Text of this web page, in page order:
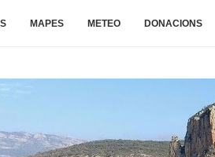
MAPES METEO DONACIONS